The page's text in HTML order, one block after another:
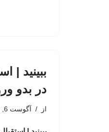
ببینید |
در بدو
از آگوست 6, 2026